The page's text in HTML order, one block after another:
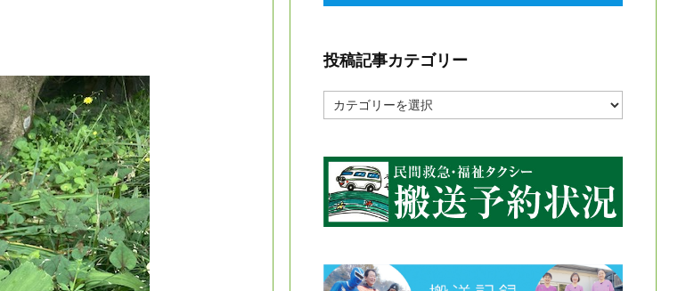
投稿記事カテゴリー
稿
カ
ゴ
リ